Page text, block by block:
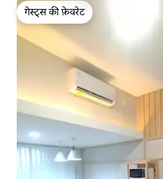
गेस्ट्स की फ़ेवरेट
गेस्ट्स की फ़ेवरेट